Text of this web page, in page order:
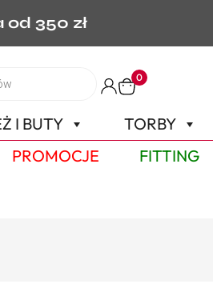
350 zł
0
I BUTY TORBY
PROMOCJE FITTING